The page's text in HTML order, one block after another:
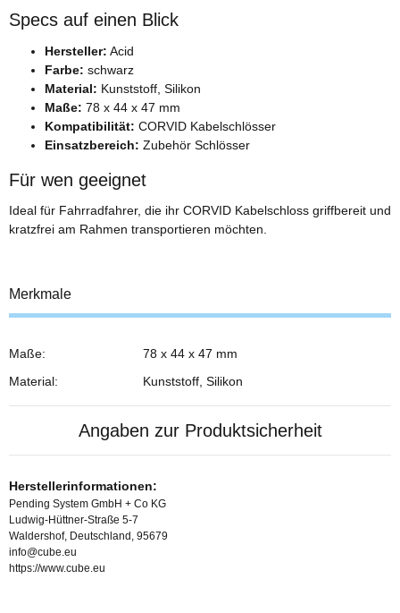
Specs auf einen Blick
Hersteller: Acid
Farbe: schwarz
Material: Kunststoff, Silikon
Maße: 78 x 44 x 47 mm
Kompatibilität: CORVID Kabelschlösser
Einsatzbereich: Zubehör Schlösser
Für wen geeignet
Ideal für Fahrradfahrer, die ihr CORVID Kabelschloss griffbereit und
kratzfrei am Rahmen transportieren möchten.
Merkmale
Maße:
78 x 44 x 47 mm
Material:
Kunststoff, Silikon
Angaben zur Produktsicherheit
Herstellerinformationen:
Pending System GmbH + Co KG
Ludwig-Hüttner-Straße 5-7
Waldershof, Deutschland, 95679
info@cube.eu
https://www.cube.eu